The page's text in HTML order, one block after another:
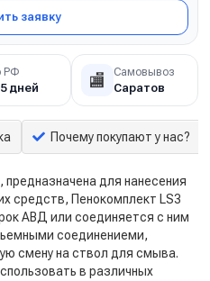
заявку
РФ
дней 🏬 Самовывоз
Саратов
Почему покупают у нас?
для нанесения
Пенокомплект LS3
АВД или соединяется с ним
соединениеми,
смену на ствол для смыва.
в различных